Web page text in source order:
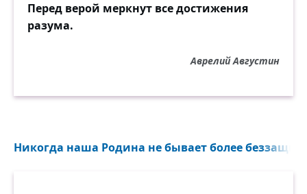
Перед верой меркнут все достижения
разума.
Аврелий Августин
Никогда наша Родина не бывает более